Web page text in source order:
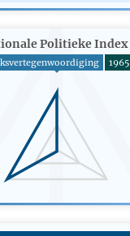
Politieke Index
1965